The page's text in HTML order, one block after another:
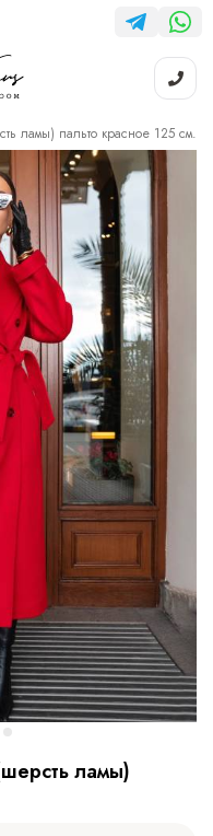
ламы) пальто красное 125 см.
ламы)